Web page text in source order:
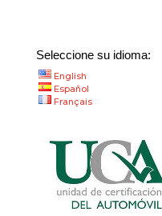
Seleccione su idioma:
English
Español
Français